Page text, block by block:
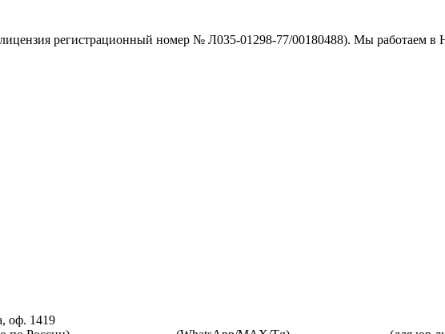
регистрационный номер № Л035-01298-77/00180488). Мы работаем в
оф. 1419